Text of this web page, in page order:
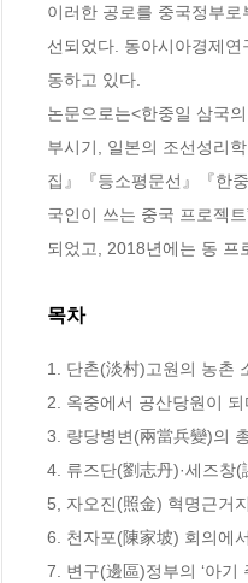
이러한 공로를 중국정부
선되었다. 동아시아경제
동하고 있다.
논문으로는<한중일 삼국
부시기, 일본의 조선성리
집』『등소평문선』『한
국인이 쓰는 중국 프로젝
되었고, 2018년에는 동 프
목차
1. 단촌(淡村)고원의 농촌
2. 옥중에서 공산당원이 되
3. 량당병변(兩當兵變)의
4. 류즈단(劉志丹)·세즈창
5, 자오진(照金) 혁명근거
6. 천자포(陳家坡) 회의에
7. 변구(邊區)정부의 ‘아기